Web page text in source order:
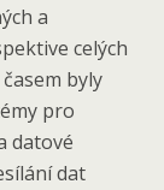
a
celých
byly
pro
datové
dat